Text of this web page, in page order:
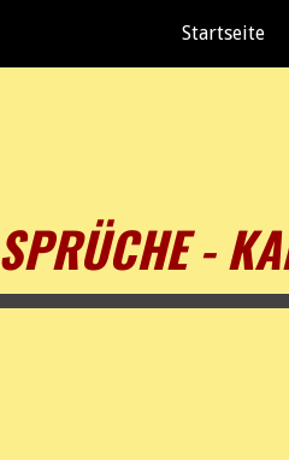
Startseite
SPRÜCHE -